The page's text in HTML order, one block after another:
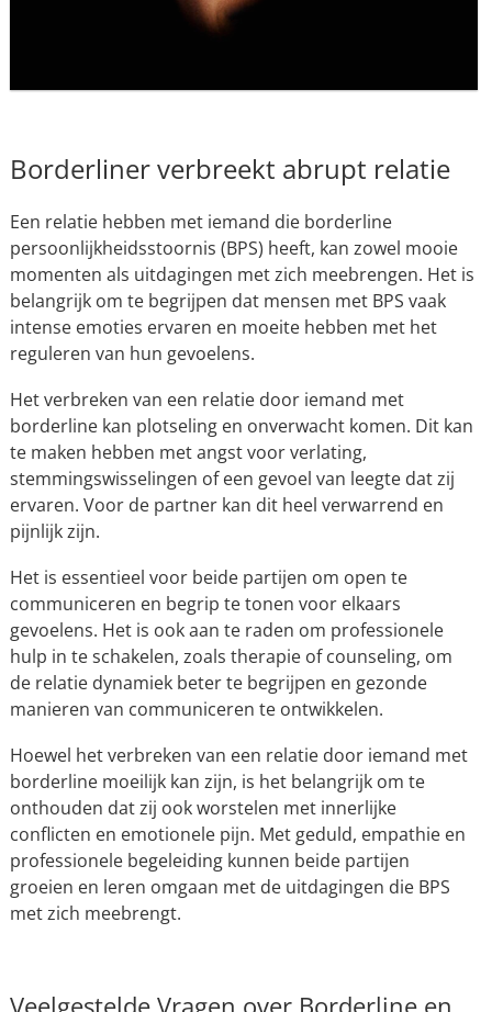
Borderliner verbreekt abrupt relatie
Een relatie hebben met iemand die borderline
persoonlijkheidsstoornis (BPS) heeft, kan zowel mooie
momenten als uitdagingen met zich meebrengen. Het is
belangrijk om te begrijpen dat mensen met BPS vaak
intense emoties ervaren en moeite hebben met het
reguleren van hun gevoelens.
Het verbreken van een relatie door iemand met
borderline kan plotseling en onverwacht komen. Dit kan
te maken hebben met angst voor verlating,
stemmingswisselingen of een gevoel van leegte dat zij
ervaren. Voor de partner kan dit heel verwarrend en
pijnlijk zijn.
Het is essentieel voor beide partijen om open te
communiceren en begrip te tonen voor elkaars
gevoelens. Het is ook aan te raden om professionele
hulp in te schakelen, zoals therapie of counseling, om
de relatie dynamiek beter te begrijpen en gezonde
manieren van communiceren te ontwikkelen.
Hoewel het verbreken van een relatie door iemand met
borderline moeilijk kan zijn, is het belangrijk om te
onthouden dat zij ook worstelen met innerlijke
conflicten en emotionele pijn. Met geduld, empathie en
professionele begeleiding kunnen beide partijen
groeien en leren omgaan met de uitdagingen die BPS
met zich meebrengt.
Veelgestelde Vragen over Borderline en